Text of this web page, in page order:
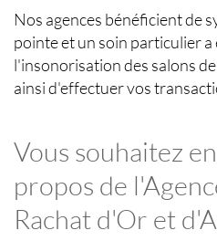
Nos agences bénéficient de
pointe et un soin particulier a
l'insonorisation des salons
ainsi d'effectuer vos
Vous souhaitez
propos de
Rachat d'Or et